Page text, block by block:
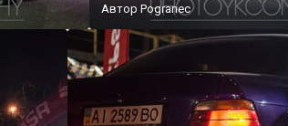
Автор Pogranec